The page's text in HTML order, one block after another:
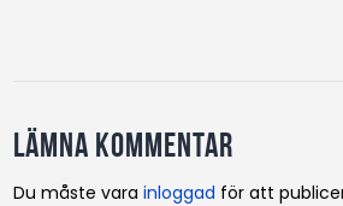
Lämna kommentar
Du måste varainloggad för att